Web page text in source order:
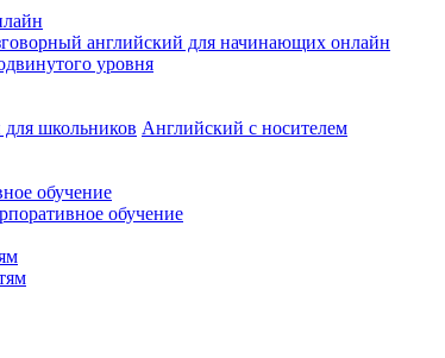
английский для начинающих онлайн
уровня
школьников Английский с носителем
обучение
обучение